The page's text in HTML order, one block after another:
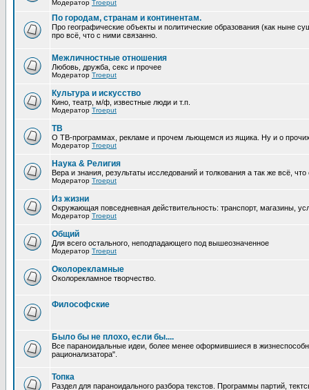
Модератор Troeput
По городам, странам и континентам.
Про географические объекты и политические образования (как ныне
про всё, что с ними связанно.
Межличностные отношения
Любовь, дружба, секс и прочее
Модератор Troeput
Культура и искусство
Кино, театр, м/ф, известные люди и т.п.
Модератор Troeput
ТВ
О ТВ-программах, рекламе и прочем льющемся из ящика. Ну и о
Модератор Troeput
Наука & Религия
Вера и знания, результаты исследований и толкования а так же всё,
Модератор Troeput
Из жизни
Окружающая повседневная действительность: транспорт, магазины,
Модератор Troeput
Общий
Для всего остального, неподпадающего под вышеозначенное
Модератор Troeput
Околорекламные
Околорекламное творчество.
Философские
Было бы не плохо, если бы....
Все параноидальные идеи, более менее оформившиеся в
рационализатора".
Топка
Раздел для параноидального разбора текстов. Программы партий,